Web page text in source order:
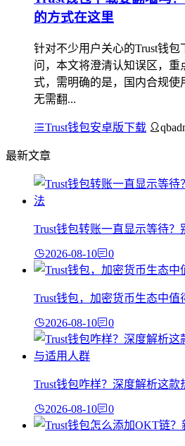
的方式在这里
针对不少用户关心的Trust钱
问，本文将澄清认知误区，重
式，需明确的是，国内合规使
无需翻...
Trust钱包安卓版下载
最新文章
Trust钱包转账一直显示等待
2026-08-10 0
Trust钱包，加密货币生态中
2026-08-10 0
Trust钱包咋样？深度解析这
2026-08-10 0